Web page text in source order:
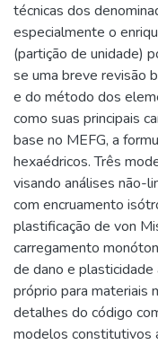
técnicas dos
especialmente o
(partição de unidade)
se uma breve revisão
e do método dos
como suas principais
base no MEFG, a
hexaédricos. Três
visando análises não-
com encruamento
plastificação de von
carregamento
de dano e
próprio para materiais
detalhes do código
modelos constitutivos